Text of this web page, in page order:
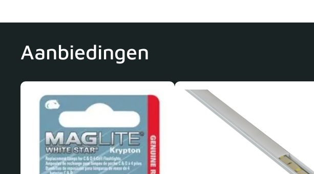
Aanbiedingen